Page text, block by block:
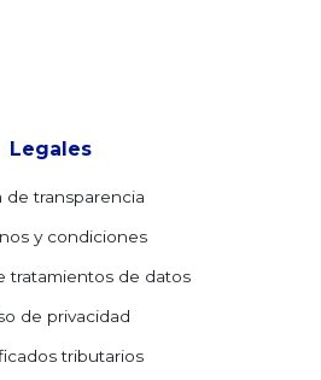
Legales
de transparencia
y condiciones
tratamientos de datos
de privacidad
tributarios